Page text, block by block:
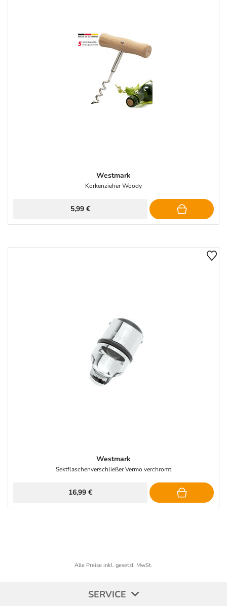
Westmark
Korkenzieher Woody
5,99 €
Westmark
Sektflaschenverschließer Vermo verchromt
16,99 €
Alle Preise inkl. gesetzl. MwSt.
SERVICE